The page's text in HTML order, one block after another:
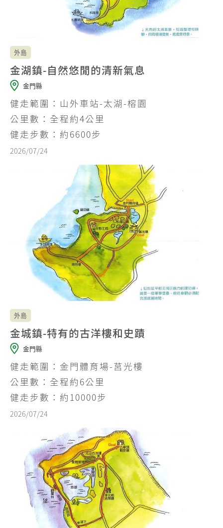
外島
金湖鎮-自然悠閒的清新氣息
金門縣
健走範圍：山外車站-太湖-榕園
公里數：全程約4公里
健走步數：約6600步
2026/07/24
外島
金城鎮-特有的古洋樓和史蹟
金門縣
健走範圍：金門體育場-莒光樓
公里數：全程約6公里
健走步數：約10000步
2026/07/24